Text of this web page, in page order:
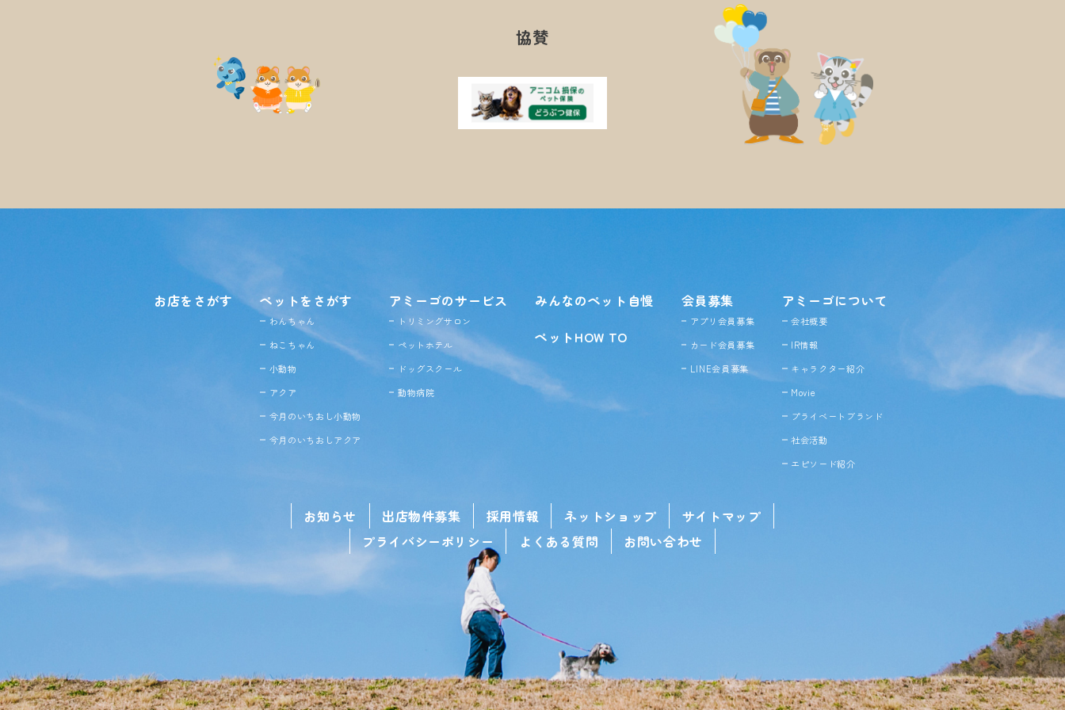
協賛
お店をさがす ペットをさがす
わんちゃん
ねこちゃん
小動物
アクア
今月のいちおし小動物
今月のいちおしアクア
アミーゴのサービス
トリミングサロン
ペットホテル
ドッグスクール
動物病院
みんなのペット自慢
ペットHOW TO
会員募集
アプリ会員募集
カード会員募集
LINE会員募集
アミーゴについて
会社概要
IR情報
キャラクター紹介
Movie
プライベートブランド
社会活動
エピソード紹介
お知らせ 出店物件募集 採用情報 ネットショップ
サイトマップ
プライバシーポリシー
よくある質問 お問い合わせ